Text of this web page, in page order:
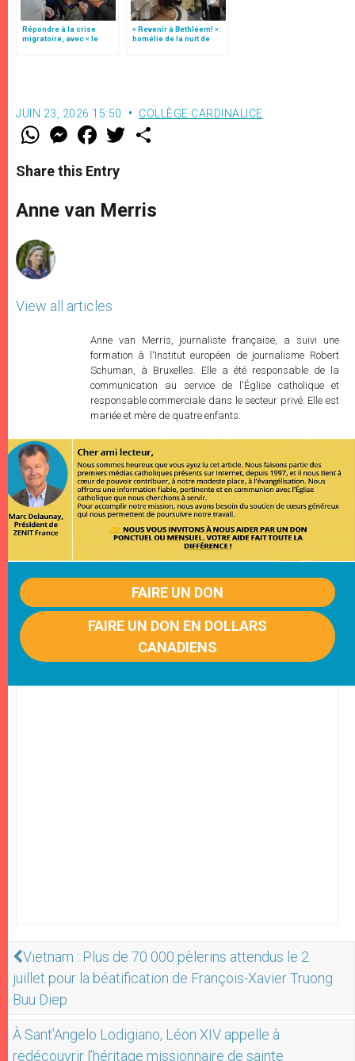
Répondre à la crise
migratoire, avec « le
« Revenir à Bethléem! »:
homélie de la nuit de
Noël (texte complet)
JUIN 23, 2026 15:50 COLLÈGE CARDINALICE
W
t
s
p
p
M
e
s
e
g
e
F
a
e
b
o
k
w
r
Share this Entry
Anne van Merris
View all articles
Anne van Merris, journaliste française, a suivi une
formation à l'Institut européen de journalisme Robert
Schuman, à Bruxelles. Elle a été responsable de la
communication au service de l'Église catholique et
responsable commerciale dans le secteur privé. Elle est
mariée et mère de quatre enfants.
FAIRE UN DON
FAIRE UN DON EN DOLLARS
CANADIENS
Vietnam : Plus de 70 000 pèlerins attendus le 2
juillet pour la béatification de François-Xavier Truong
Buu Diep
À Sant’Angelo Lodigiano, Léon XIV appelle à
redécouvrir l’héritage missionnaire de sainte